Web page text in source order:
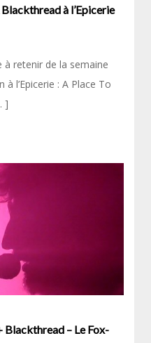
à l’Epicerie
retenir de la semaine
l’Epicerie : A Place To
]
Blackthread – Le Fox-